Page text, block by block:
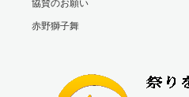
協賛のお願い
赤野獅子舞